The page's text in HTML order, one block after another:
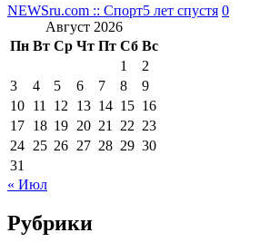
NEWSru.com :: Спорт5 лет спустя 0
Август 2026
Пн Вт Ср Чт Пт Сб Вс
1
2
3
4 5 6 7 8
9
10 11 12 13 14 15 16
17 18 19 20 21 22 23
24 25 26 27 28 29 30
31
« Июл
Рубрики